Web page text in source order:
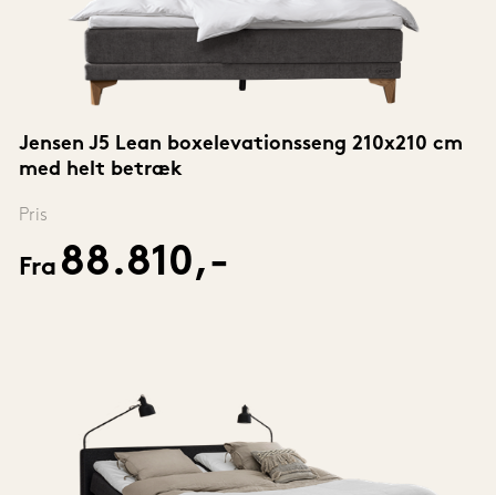
Jensen J5 Lean boxelevationsseng 210x210 cm
med helt betræk
Pris
Fra 88.810,-